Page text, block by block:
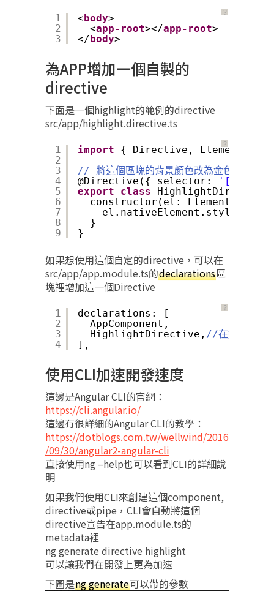
？
1
2
3
< body>
<app-root></app-root>
</ body>
為APP增加一個自製的
directive
下面是一個highlight的範例的directive
src/app/highlight.directive.ts
？
1
2
3
4
5
6
7
8
9
import
{ Directive, ElementRef
// 將這個區塊的背景顏色改為金色
@Directive({ selector:
export
class
HighlightDirective
constructor(el: ElementRef) {
}
}
如果想使用這個自定的directive，可以在
src/app/app.module.ts的declarations區
塊裡增加這一個Directive
？
1
2
3
4
declarations: [
AppComponent,
HighlightDirective, //在這邊加上
],
使用CLI加速開發速度
這邊是Angular CLI的官網：
https://cli.angular.io/
這邊有很詳細的Angular CLI的教學：
https://dotblogs.com.tw/wellwind/2016
/09/30/angular2-angular-cli
直接使用ng –help也可以看到CLI的詳細說
明
如果我們使用CLI來創建這個component,
directive或pipe，CLI會自動將這個
directive宣告在app.module.ts的
metadata裡
ng generate directive highlight
可以讓我們在開發上更為加速
下圖是ng generate可以帶的參數